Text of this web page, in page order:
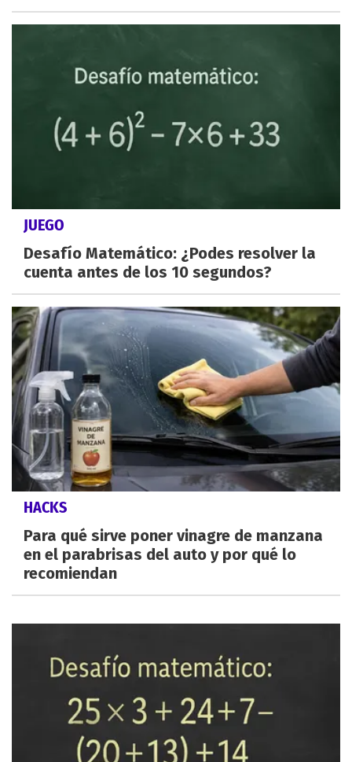
JUEGO
Desafío Matemático: ¿Podes resolver la
cuenta antes de los 10 segundos?
HACKS
Para qué sirve poner vinagre de manzana
en el parabrisas del auto y por qué lo
recomiendan